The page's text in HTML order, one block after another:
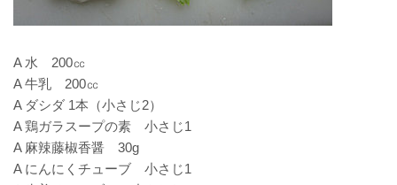
A 水 200㏄
A 牛乳 200㏄
A ダシダ 1本（小さじ2）
A 鶏ガラスープの素 小さじ1
A 麻辣藤椒香醤 30g
A にんにくチューブ 小さじ1